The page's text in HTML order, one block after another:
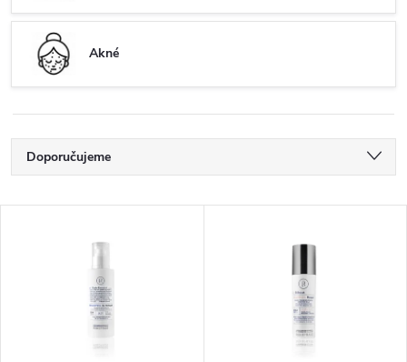
Akné
Řazení produktů
Doporučujeme
Nejprodávanější